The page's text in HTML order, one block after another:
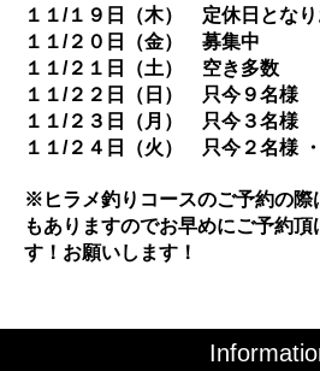
１１/１９日（木） 定休日となり
１１/２０日（金） 募集中
１１/２１日（土） 空き多数
１１/２２日（日） 只今９名様
１１/２３日（月） 只今３名様
１１/２４日（火） 只今２名様
※ヒラメ釣りコースのご予約の際
もありますのでお早めにご予約
す！お願いします！